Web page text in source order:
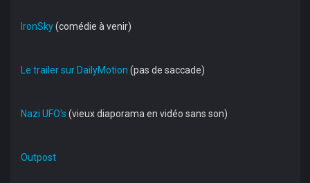
IronSky(comédie à venir)
Le trailer sur DailyMotion (pas de saccade)
Nazi UFO's (vieux diaporama en vidéo sans son)
Outpost